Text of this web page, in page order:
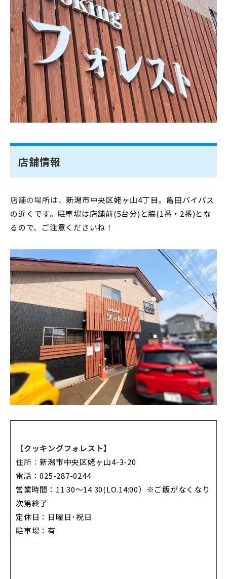
店舗情報
店舗の場所は、 新潟市中央区姥ヶ山4丁目。亀田バイパス
の近くです。駐車場は店舗前(5台分)と脇(1番・2番)とな
るので、ご注意くださいね！
【クッキングフォレスト】
住所： 新潟市中央区姥ヶ山4-3-20
電話：025-287-0244
営業時間： 11:30～14:30(LO.14:00）※ご飯がなくなり
次第終了
定休日：日曜日･祝日
駐車場：有